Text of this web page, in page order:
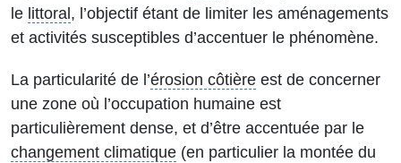
le littoral , l’objectif étant de limiter les aménagements
et activités susceptibles d’accentuer le phénomène.
La particularité de l’érosion côtière est de concerner
une zone où l’occupation humaine est
particulièrement dense, et d’être accentuée par le
changement climatique (en particulier la montée du